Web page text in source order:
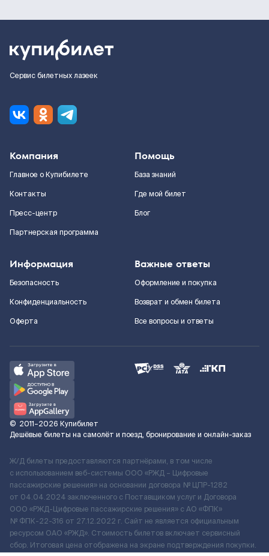
Сервис билетных лазеек
Компания
Главное о Купибилете
Контакты
Пресс-центр
Партнерская программа
Помощь
База знаний
Где мой билет
Блог
Информация
Безопасность
Конфиденциальность
Оферта
Важные ответы
Оформление и покупка
Возврат и обмен билета
Все вопросы и ответы
© 2011–2026 Купибилет
Дешёвые билеты на самолёт и поезд, бронирование и онлайн-заказ
Ж/Д билеты предоставляются партнёрами, в том числе
с использованием веб-системы ООО «РЖД – Цифровые
пассажирские решения» на основании договора № ЦПР-1282
от 04.04.2024 заключенного с Поставщиком услуг и Договора
ООО «РЖД-Цифровые пассажирские решения» c АО «ФПК»
№ ФПК-22-316 от 27.12.2022 г. Сайт не является официальным
ресурсом ОАО «РЖД». Стоимость билетов включает сервисный
сбор. Итоговая цена отображена на экране подтверждения покупки.